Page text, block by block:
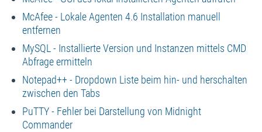
McAfee - Lokale Agenten 4.6 Installation manuell
entfernen
MySQL - Installierte Version und Instanzen mittels CMD
Abfrage ermitteln
Notepad++ - Dropdown Liste beim hin- und herschalten
zwischen den Tabs
PuTTY - Fehler bei Darstellung von Midnight
Commander